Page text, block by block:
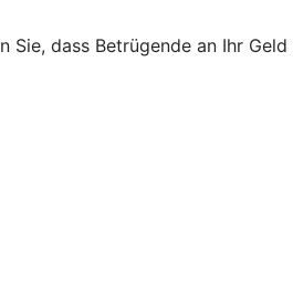
dass Betrügende an Ihr